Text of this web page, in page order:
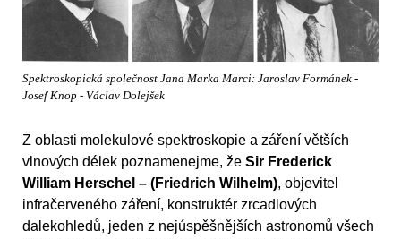
Spektroskopická společnost Jana Marka Marci: Jaroslav Formánek -
Josef Knop - Václav Dolejšek
Z oblasti molekulové spektroskopie a záření větších
vlnových délek poznamenejme, že Sir Frederick
William Herschel – (Friedrich Wilhelm), objevitel
infračerveného záření, konstruktér zrcadlových
dalekohledů, jeden z nejúspěšnějších astronomů všech